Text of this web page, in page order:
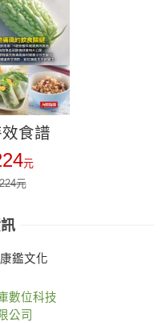
食譜
元
元
鑑文化
數位科技
公司